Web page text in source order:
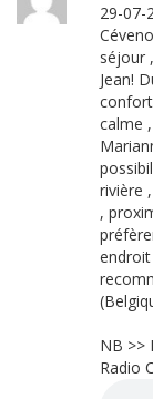
29-07-
séjour
Jean!
calme
rivière
,
NB >>
Radio